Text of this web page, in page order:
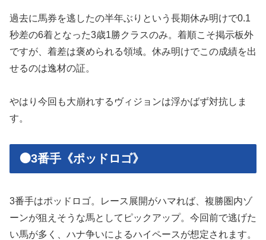
過去に馬券を逃したの半年ぶりという長期休み明けで0.1
秒差の6着となった3歳1勝クラスのみ。着順こそ掲示板外
ですが、着差は褒められる領域。休み明けでこの成績を出
せるのは逸材の証。
やはり今回も大崩れするヴィジョンは浮かばず対抗しま
す。
🟠3番手《ポッドロゴ》
3番手はポッドロゴ。レース展開がハマれば、複勝圏内ゾ
ーンが狙えそうな馬としてピックアップ。今回前で逃げた
い馬が多く、ハナ争いによるハイペースが想定されます。